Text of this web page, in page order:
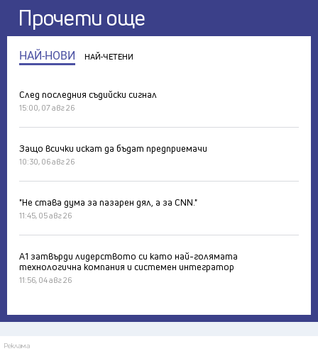
Прочети още
НАЙ-НОВИ НАЙ-ЧЕТЕНИ
След последния съдийски сигнал
15:00, 07 авг 26
Защо всички искат да бъдат предприемачи
10:30, 06 авг 26
"Не става дума за пазарен дял, а за CNN."
11:45, 05 авг 26
А1 затвърди лидерството си като най-голямата
технологична компания и системен интегратор
11:56, 04 авг 26
Реклама